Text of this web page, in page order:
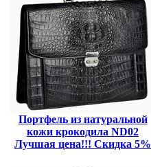
Портфель из натуральной
кожи крокодила ND02
Лучшая цена!!! Скидка 5%